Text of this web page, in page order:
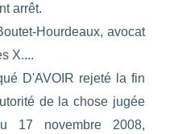
arrêt.
Hourdeaux, avocat
X....
D'AVOIR rejeté la fin
de la chose jugée
17 novembre 2008,